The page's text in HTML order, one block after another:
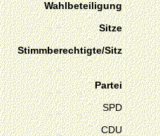
Wahlbeteiligung
Sitze
Stimmberechtigte/Sitz
Partei
SPD
CDU